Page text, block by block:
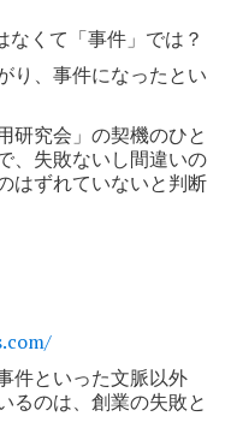
なくて「事件」では？
り、事件になったとい
研究会」の契機のひと
、失敗ないし間違いの
はずれていないと判断
件といった文脈以外
るのは、創業の失敗と